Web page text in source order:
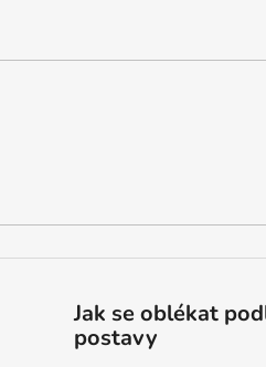
Jak se oblékat
postavy